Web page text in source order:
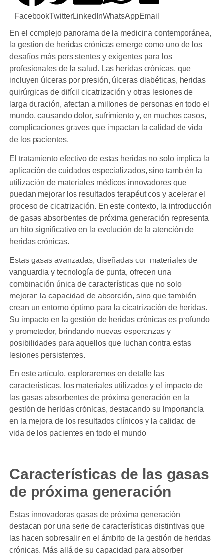
FacebookTwitterLinkedInWhatsAppEmail
En el complejo panorama de la medicina contemporánea,
la gestión de heridas crónicas emerge como uno de los
desafíos más persistentes y exigentes para los
profesionales de la salud. Las heridas crónicas, que
incluyen úlceras por presión, úlceras diabéticas, heridas
quirúrgicas de difícil cicatrización y otras lesiones de
larga duración, afectan a millones de personas en todo el
mundo, causando dolor, sufrimiento y, en muchos casos,
complicaciones graves que impactan la calidad de vida
de los pacientes.
El tratamiento efectivo de estas heridas no solo implica la
aplicación de cuidados especializados, sino también la
utilización de materiales médicos innovadores que
puedan mejorar los resultados terapéuticos y acelerar el
proceso de cicatrización. En este contexto, la introducción
de gasas absorbentes de próxima generación representa
un hito significativo en la evolución de la atención de
heridas crónicas.
Estas gasas avanzadas, diseñadas con materiales de
vanguardia y tecnología de punta, ofrecen una
combinación única de características que no solo
mejoran la capacidad de absorción, sino que también
crean un entorno óptimo para la cicatrización de heridas.
Su impacto en la gestión de heridas crónicas es profundo
y prometedor, brindando nuevas esperanzas y
posibilidades para aquellos que luchan contra estas
lesiones persistentes.
En este artículo, exploraremos en detalle las
características, los materiales utilizados y el impacto de
las gasas absorbentes de próxima generación en la
gestión de heridas crónicas, destacando su importancia
en la mejora de los resultados clínicos y la calidad de
vida de los pacientes en todo el mundo.
Características de las gasas
de próxima generación
Estas innovadoras gasas de próxima generación
destacan por una serie de características distintivas que
las hacen sobresalir en el ámbito de la gestión de heridas
crónicas. Más allá de su capacidad para absorber